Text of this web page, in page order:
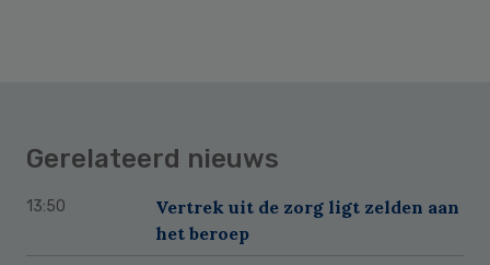
Gerelateerd nieuws
13:50
Vertrek uit de zorg ligt zelden aan
het beroep